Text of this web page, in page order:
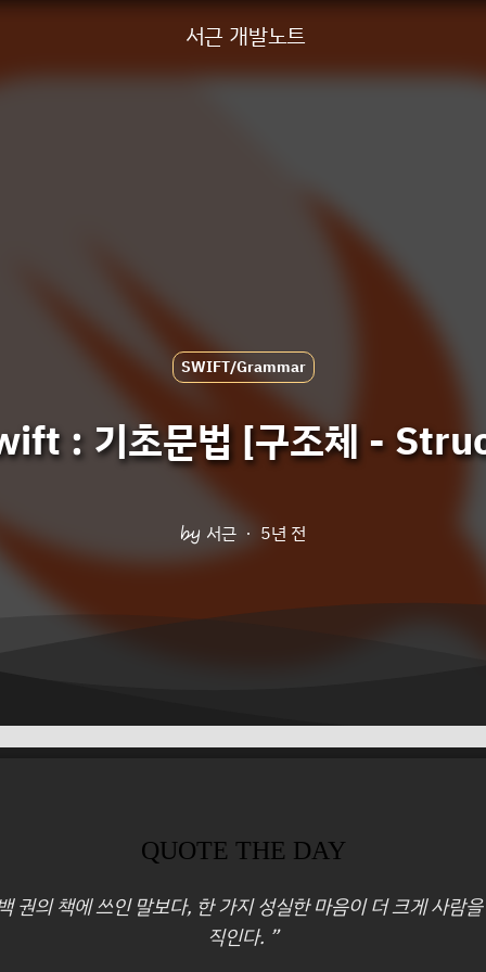
서근 개발노트
SWIFT/Grammar
: 기초문법 [구조체 -
서근 5년 전
QUOTE THE DAY
권의 책에 쓰인 말보다, 한 가지 성실한 마음이 더 크게 사람
직인다. ”